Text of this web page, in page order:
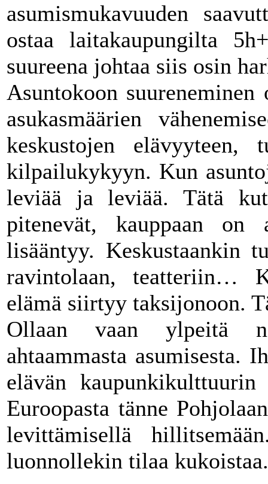
asumismukavuuden
ostaa laitakaupungilta
suureena johtaa siis osin
Asuntokoon
asukasmäärien
keskustojen elävyyteen,
kilpailukykyyn. Kun
leviää ja leviää. Tätä
pitenevät, kauppaan on
lisääntyy. Keskustaankin
ravintolaan, teatteriin…
elämä siirtyy taksijonoon.
Ollaan vaan ylpeitä
ahtaammasta asumisesta.
elävän
Euroopasta tänne
levittämisellä
luonnollekin tilaa kukoistaa.